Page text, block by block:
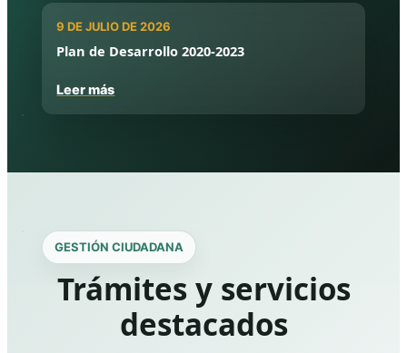
9 DE JULIO DE 2026
Plan de Desarrollo 2020-2023
Leer más
GESTIÓN CIUDADANA
Trámites y servicios
destacados